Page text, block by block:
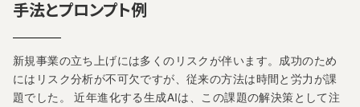
手法とプロンプト例
新規事業の立ち上げには多くのリスクが伴います。成功のため
にはリスク分析が不可欠ですが、従来の方法は時間と労力が課
題でした。 近年進化する生成AIは、この課題の解決策として注